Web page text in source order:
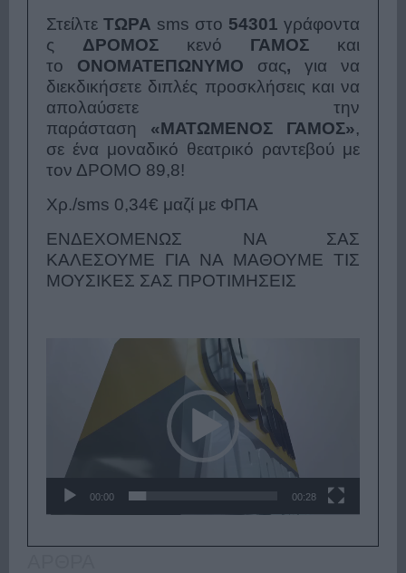
Στείλτε ΤΩΡΑ sms στο 54301 γράφοντα
ς ΔΡΟΜΟΣ κενό ΓΑΜΟΣ και
το ΟΝΟΜΑΤΕΠΩΝΥΜΟ σας, για να
διεκδικήσετε διπλές προσκλήσεις και να
απολαύσετε την
παράσταση «ΜΑΤΩΜΕΝΟΣ ΓΑΜΟΣ»,
σε ένα μοναδικό θεατρικό ραντεβού με
τον ΔΡΟΜΟ 89,8!
Χρ./sms 0,34€ μαζί με ΦΠΑ
ΕΝΔΕΧΟΜΕΝΩΣ ΝΑ ΣΑΣ
ΚΑΛΕΣΟΥΜΕ ΓΙΑ ΝΑ ΜΑΘΟΥΜΕ ΤΙΣ
ΜΟΥΣΙΚΕΣ ΣΑΣ ΠΡΟΤΙΜΗΣΕΙΣ
Αναπαραγωγής
00:00 00:28